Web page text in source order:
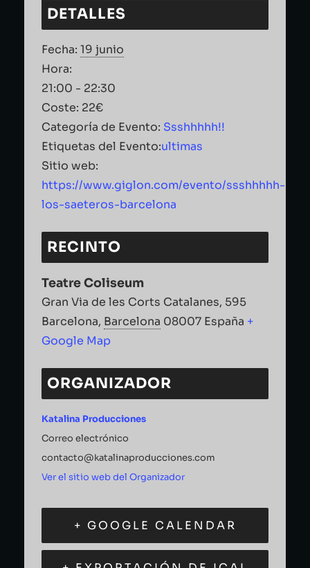
DETALLES
Fecha: 19 junio
Hora:
21:00 - 22:30
Coste: 22€
Categoría de Evento: Ssshhhhh!!
Etiquetas del Evento:ultimas
Sitio web:
https://www.giglon.com/evento/ssshhhhh-
los-saeteros-barcelona
RECINTO
Teatre Coliseum
Gran Via de les Corts Catalanes, 595
Barcelona, Barcelona 08007 España +
Google Map
ORGANIZADOR
Katalina Producciones
Correo electrónico
contacto@katalinaproducciones.com
Ver el sitio web del Organizador
+ GOOGLE CALENDAR